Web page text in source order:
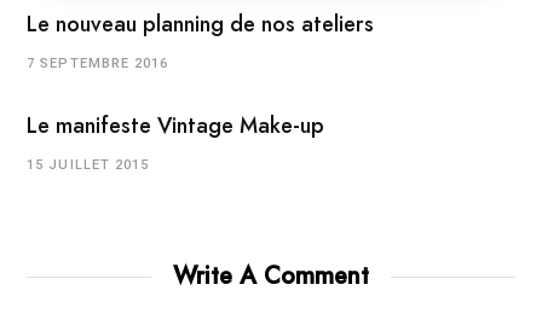
Le nouveau planning de nos ateliers
7 SEPTEMBRE 2016
Le manifeste Vintage Make-up
15 JUILLET 2015
Write A Comment